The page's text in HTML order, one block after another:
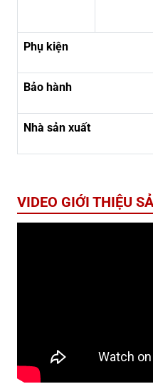
Phụ kiện
Bảo hành
Nhà sản xuất
VIDEO GIỚI THIỆU